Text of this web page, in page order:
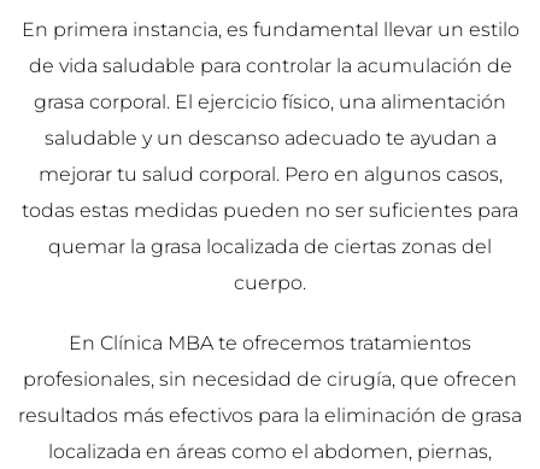
En primera instancia, es fundamental llevar un estilo
de vida saludable para controlar la acumulación de
grasa corporal. El ejercicio físico, una alimentación
saludable y un descanso adecuado te ayudan a
mejorar tu salud corporal. Pero en algunos casos,
todas estas medidas pueden no ser suficientes para
quemar la grasa localizada de ciertas zonas del
cuerpo.
En Clínica MBA te ofrecemos tratamientos
profesionales, sin necesidad de cirugía, que ofrecen
resultados más efectivos para la eliminación de grasa
localizada en áreas como el abdomen, piernas,